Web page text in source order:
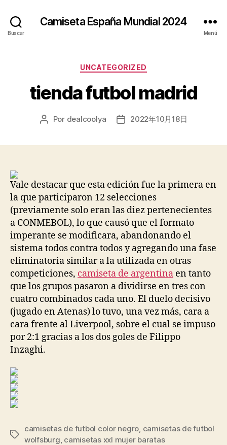
Buscar
Camiseta España Mundial 2024
Menú
Categorías
UNCATEGORIZED
tienda futbol madrid
Autor
Por dealcoolya
Fecha2022年10月18日
Vale destacar que esta edición fue la primera en
la que participaron 12 selecciones
(previamente solo eran las diez pertenecientes
a CONMEBOL), lo que causó que el formato
imperante se modificara, abandonando el
sistema todos contra todos y agregando una fase
eliminatoria similar a la utilizada en otras
competiciones, camiseta de argentina en tanto
que los grupos pasaron a dividirse en tres con
cuatro combinados cada uno. El duelo decisivo
(jugado en Atenas) lo tuvo, una vez más, cara a
cara frente al Liverpool, sobre el cual se impuso
por 2:1 gracias a los dos goles de Filippo
Inzaghi.
Etiquetas
camisetas de futbol color negro, camisetas de futbol
wolfsburg, camisetas xxl mujer baratas